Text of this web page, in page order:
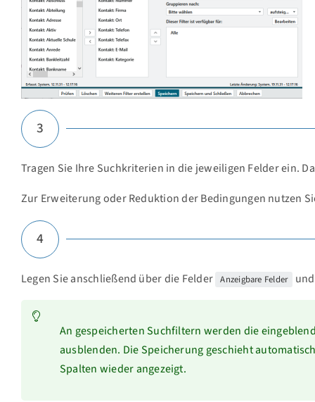
3
Tragen Sie Ihre Suchkriterien in die jeweiligen Felder ein.
Zur Erweiterung oder Reduktion der Bedingungen nutzen
4
Legen Sie anschließend über die Felder Anzeigbare Felder
An gespeicherten Suchfiltern werden die
ausblenden. Die Speicherung geschieht
Spalten wieder angezeigt.